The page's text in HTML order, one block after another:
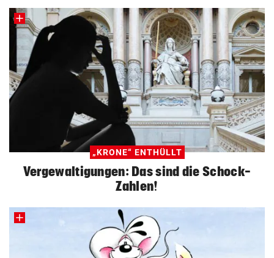
„KRONE“ ENTHÜLLT
Vergewaltigungen: Das sind die Schock-
Zahlen!